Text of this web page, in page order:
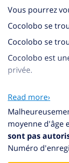
Vous pourrez
Cocolobo se
Cocolobo se
Cocolobo est
privée.
Entrée: vous
salle de séjour
cuisine
salle à
1 chambre(s)
Read more›
moyenne d'âge
sont pas
Numéro